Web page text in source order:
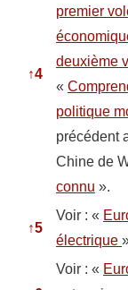
↑4
premier
deuxième
«
politique
précédent
Chine de
connu ».
↑5
Voir : «
électrique
Voir : «